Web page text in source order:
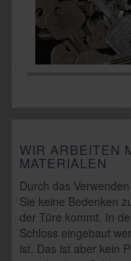
WIR ARBEITEN
MATERIALEN
Durch das
Sie keine Bedenken
der Türe kommt. In
Schloss eingebaut
ist. Das ist aber kein